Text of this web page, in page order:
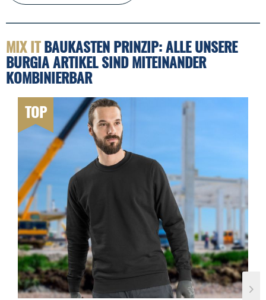
MIX ITBAUKASTEN PRINZIP: ALLE UNSERE
BURGIA ARTIKEL SIND MITEINANDER
KOMBINIERBAR
TOP